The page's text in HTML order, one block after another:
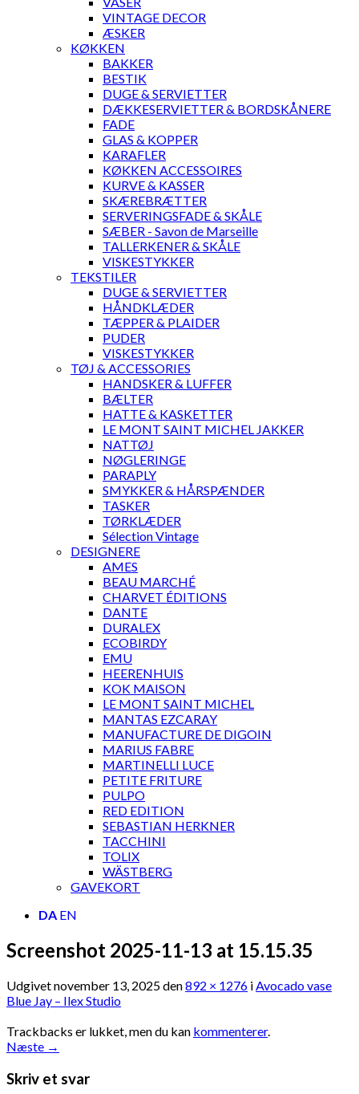
VINTAGE DECOR
ÆSKER
KØKKEN
BAKKER
BESTIK
DUGE & SERVIETTER
DÆKKESERVIETTER & BORDSKÅNERE
FADE
GLAS & KOPPER
KARAFLER
KØKKEN ACCESSOIRES
KURVE & KASSER
SKÆREBRÆTTER
SERVERINGSFADE & SKÅLE
SÆBER - Savon de Marseille
TALLERKENER & SKÅLE
VISKESTYKKER
TEKSTILER
DUGE & SERVIETTER
HÅNDKLÆDER
TÆPPER & PLAIDER
PUDER
VISKESTYKKER
TØJ & ACCESSORIES
HANDSKER & LUFFER
BÆLTER
HATTE & KASKETTER
LE MONT SAINT MICHEL JAKKER
NATTØJ
NØGLERINGE
PARAPLY
SMYKKER & HÅRSPÆNDER
TASKER
TØRKLÆDER
Sélection Vintage
DESIGNERE
AMES
BEAU MARCHÉ
CHARVET ÉDITIONS
DANTE
DURALEX
ECOBIRDY
EMU
HEERENHUIS
KOK MAISON
LE MONT SAINT MICHEL
MANTAS EZCARAY
MANUFACTURE DE DIGOIN
MARIUS FABRE
MARTINELLI LUCE
PETITE FRITURE
PULPO
RED EDITION
SEBASTIAN HERKNER
TACCHINI
TOLIX
WÄSTBERG
GAVEKORT
DA EN
Screenshot 2025-11-13 at 15.15.35
Udgivetnovember 13, 2025den892 × 1276 iAvocado vase
Blue Jay – Ilex Studio
Trackbacks er lukket, men du kan kommenterer.
Næste →
Skriv et svar